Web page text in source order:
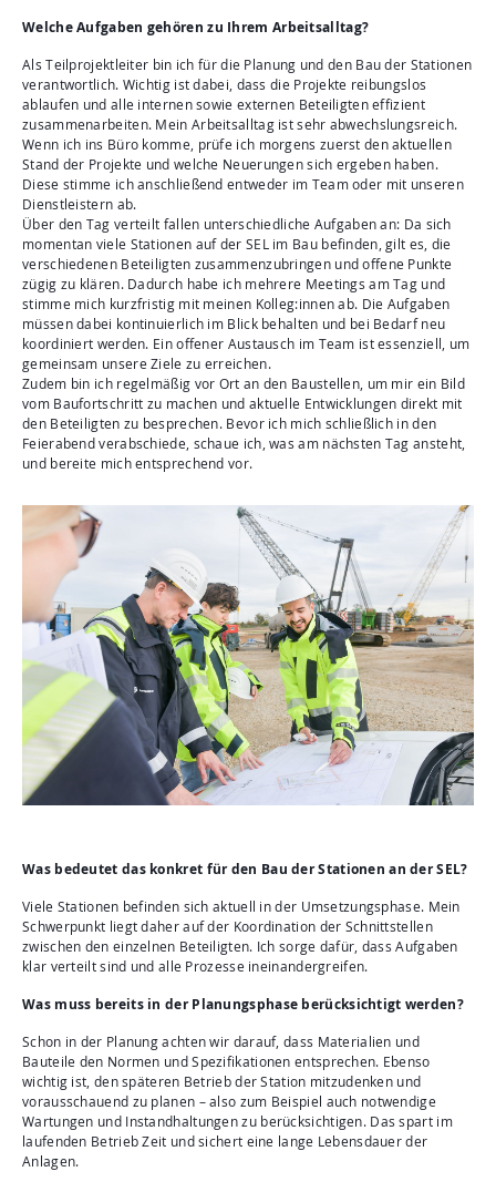
Welche Aufgaben gehören zu Ihrem Arbeitsalltag?
Als Teilprojektleiter bin ich für die Planung und den Bau der Stationen
verantwortlich. Wichtig ist dabei, dass die Projekte reibungslos
ablaufen und alle internen sowie externen Beteiligten effizient
zusammenarbeiten. Mein Arbeitsalltag ist sehr abwechslungsreich.
Wenn ich ins Büro komme, prüfe ich morgens zuerst den aktuellen
Stand der Projekte und welche Neuerungen sich ergeben haben.
Diese stimme ich anschließend entweder im Team oder mit unseren
Dienstleistern ab.
Über den Tag verteilt fallen unterschiedliche Aufgaben an: Da sich
momentan viele Stationen auf der SEL im Bau befinden, gilt es, die
verschiedenen Beteiligten zusammenzubringen und offene Punkte
zügig zu klären. Dadurch habe ich mehrere Meetings am Tag und
stimme mich kurzfristig mit meinen Kolleg:innen ab. Die Aufgaben
müssen dabei kontinuierlich im Blick behalten und bei Bedarf neu
koordiniert werden. Ein offener Austausch im Team ist essenziell, um
gemeinsam unsere Ziele zu erreichen.
Zudem bin ich regelmäßig vor Ort an den Baustellen, um mir ein Bild
vom Baufortschritt zu machen und aktuelle Entwicklungen direkt mit
den Beteiligten zu besprechen. Bevor ich mich schließlich in den
Feierabend verabschiede, schaue ich, was am nächsten Tag ansteht,
und bereite mich entsprechend vor.
Was bedeutet das konkret für den Bau der Stationen an der SEL?
Viele Stationen befinden sich aktuell in der Umsetzungsphase. Mein
Schwerpunkt liegt daher auf der Koordination der Schnittstellen
zwischen den einzelnen Beteiligten. Ich sorge dafür, dass Aufgaben
klar verteilt sind und alle Prozesse ineinandergreifen.
Was muss bereits in der Planungsphase berücksichtigt werden?
Schon in der Planung achten wir darauf, dass Materialien und
Bauteile den Normen und Spezifikationen entsprechen. Ebenso
wichtig ist, den späteren Betrieb der Station mitzudenken und
vorausschauend zu planen – also zum Beispiel auch notwendige
Wartungen und Instandhaltungen zu berücksichtigen. Das spart im
laufenden Betrieb Zeit und sichert eine lange Lebensdauer der
Anlagen.